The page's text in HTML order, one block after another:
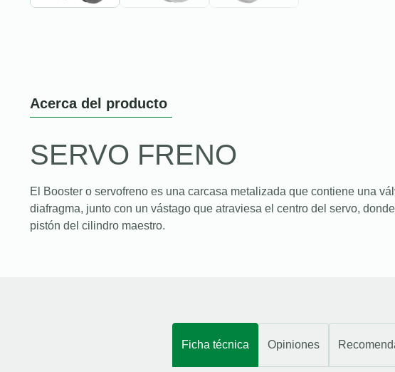
Acerca del producto
SERVO FRENO
El Booster o servofreno es una carcasa metalizada que contiene una
diafragma, junto con un vástago que atraviesa el centro del servo,
pistón del cilindro maestro.
Ficha técnica Opiniones